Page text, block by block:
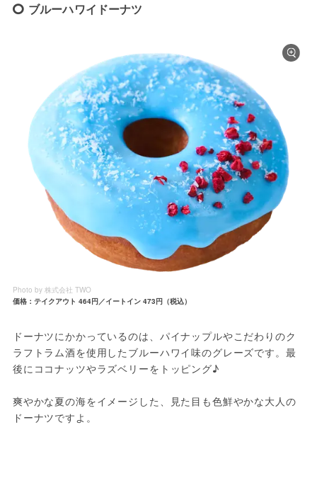
ブルーハワイドーナツ
Photo by 株式会社 TWO
価格：テイクアウト 464円／イートイン 473円（税込）
ドーナツにかかっているのは、パイナップルやこだわりのク
ラフトラム酒を使用したブルーハワイ味のグレーズです。最
後にココナッツやラズベリーをトッピング♪
爽やかな夏の海をイメージした、見た目も色鮮やかな大人の
ドーナツですよ。